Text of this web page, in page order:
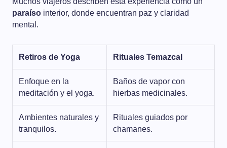
paraíso interior, donde encuentran paz y claridad
mental.
Retiros de Yoga Rituales Temazcal
Enfoque en la
meditación y el yoga.
Baños de vapor con
hierbas medicinales.
Ambientes naturales y
tranquilos.
Rituales guiados por
chamanes.